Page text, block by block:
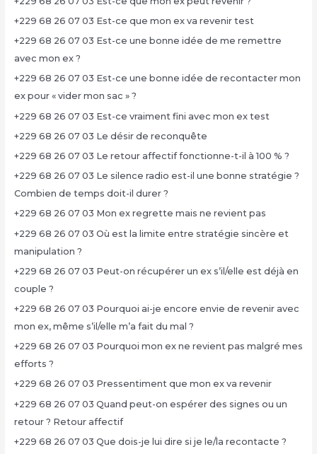
+229 68 26 07 03 Est-ce que mon ex va revenir test
+229 68 26 07 03 Est-ce une bonne idée de me remettre
avec mon ex ?
+229 68 26 07 03 Est-ce une bonne idée de recontacter mon
ex pour « vider mon sac » ?
+229 68 26 07 03 Est-ce vraiment fini avec mon ex test
+229 68 26 07 03 Le désir de reconquête
+229 68 26 07 03 Le retour affectif fonctionne-t-il à 100 % ?
+229 68 26 07 03 Le silence radio est-il une bonne stratégie ?
Combien de temps doit-il durer ?
+229 68 26 07 03 Mon ex regrette mais ne revient pas
+229 68 26 07 03 Où est la limite entre stratégie sincère et
manipulation ?
+229 68 26 07 03 Peut-on récupérer un ex s’il/elle est déjà en
couple ?
+229 68 26 07 03 Pourquoi ai-je encore envie de revenir avec
mon ex, même s’il/elle m’a fait du mal ?
+229 68 26 07 03 Pourquoi mon ex ne revient pas malgré mes
efforts ?
+229 68 26 07 03 Pressentiment que mon ex va revenir
+229 68 26 07 03 Quand peut-on espérer des signes ou un
retour ? Retour affectif
+229 68 26 07 03 Que dois-je lui dire si je le/la recontacte ?